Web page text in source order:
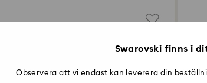
Swarovski finns i
Observera att vi endast kan leverera din